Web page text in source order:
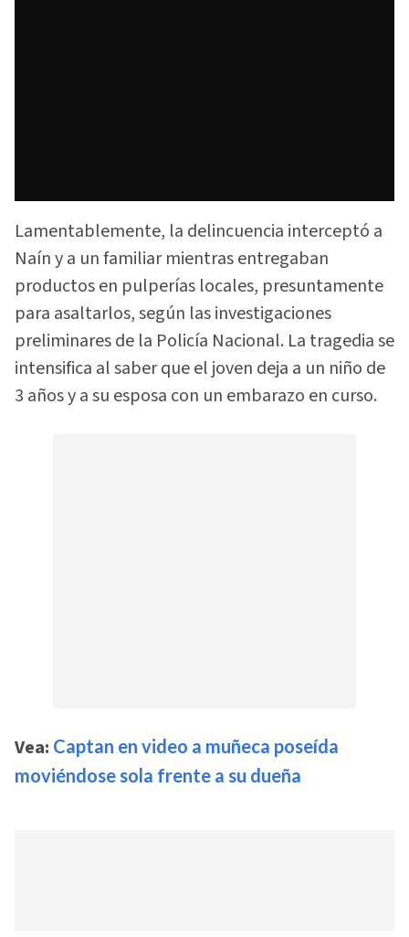
Lamentablemente, la delincuencia interceptó a
Naín y a un familiar mientras entregaban
productos en pulperías locales, presuntamente
para asaltarlos, según las investigaciones
preliminares de la Policía Nacional. La tragedia se
intensifica al saber que el joven deja a un niño de
3 años y a su esposa con un embarazo en curso.
Vea: Captan en video a muñeca poseída
moviéndose sola frente a su dueña